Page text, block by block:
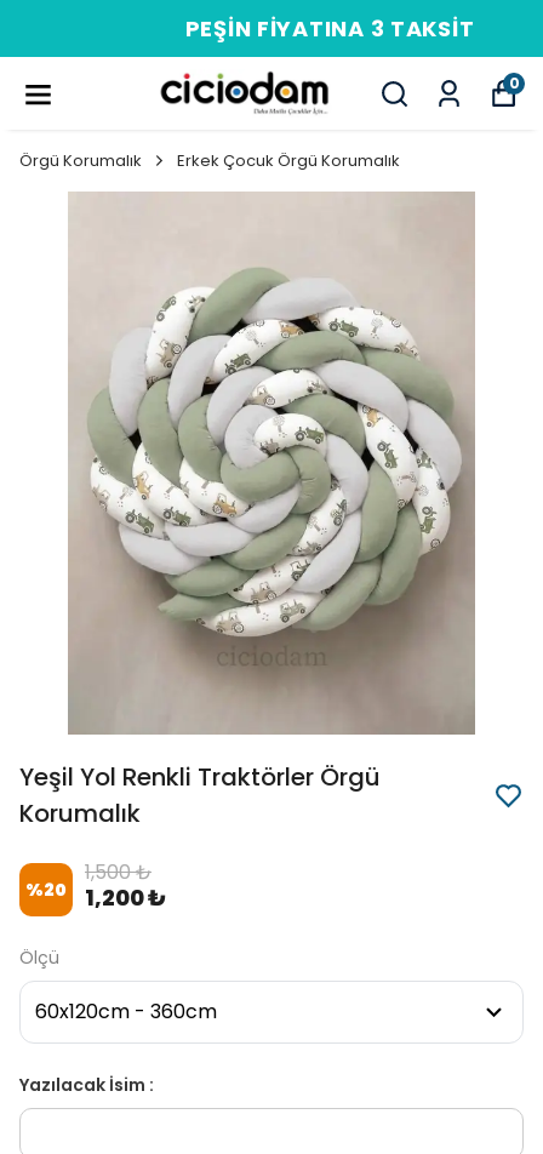
PEŞIN FIYATINA 3 TAKSIT
0
Örgü Korumalık Erkek Çocuk Örgü Korumalık
Yeşil Yol Renkli Traktörler Örgü
Korumalık
%20
1,500 ₺
1,200 ₺
Ölçü
Yazılacak İsim :